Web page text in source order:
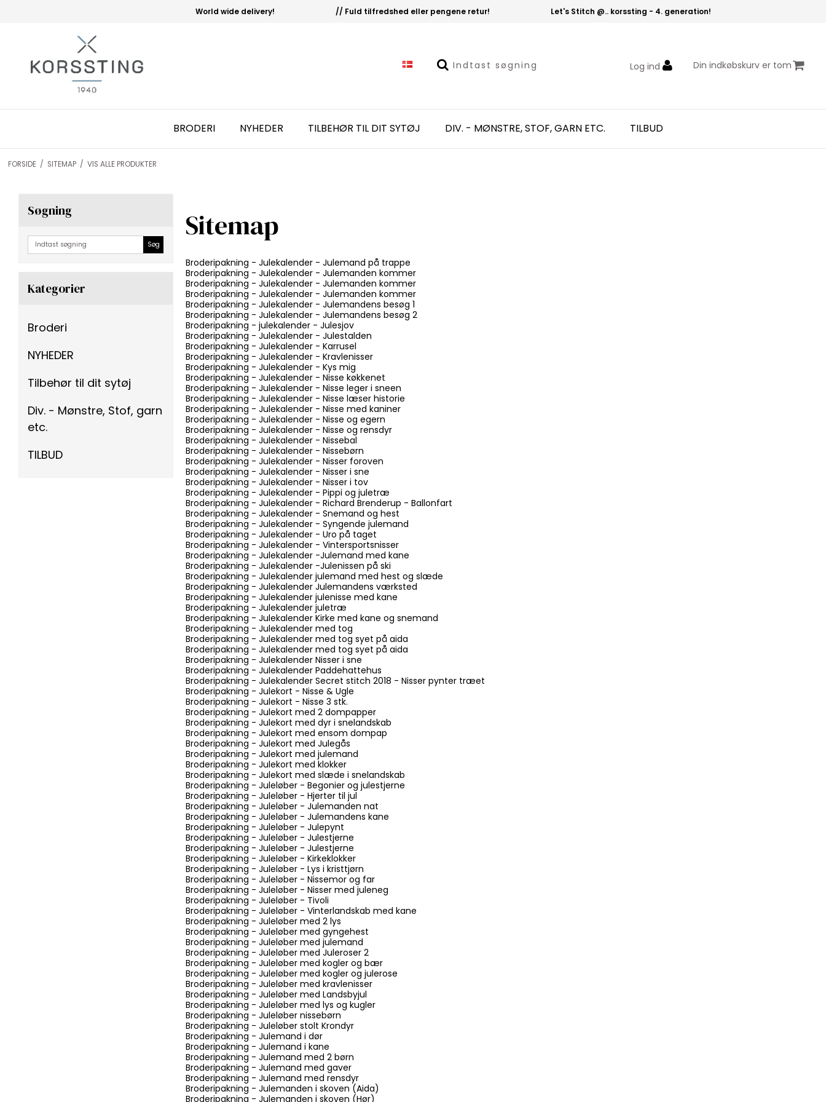
World wide delivery! // Fuld tilfredshed eller pengene retur! Let's Stitch @.. korssting - 4. generation!
Log ind Din indkøbskurv er tom
BRODERI NYHEDER TILBEHØR TIL DIT SYTØJ DIV. - MØNSTRE, STOF, GARN ETC. TILBUD
FORSIDE / SITEMAP / VIS ALLE PRODUKTER
Søgning
Søg
Kategorier
Broderi
NYHEDER
Tilbehør til dit sytøj
Div. - Mønstre, Stof, garn
etc.
TILBUD
Sitemap
Broderipakning - Julekalender - Julemand på trappe
Broderipakning - Julekalender - Julemanden kommer
Broderipakning - Julekalender - Julemanden kommer
Broderipakning - Julekalender - Julemanden kommer
Broderipakning - Julekalender - Julemandens besøg 1
Broderipakning - Julekalender - Julemandens besøg 2
Broderipakning - julekalender - Julesjov
Broderipakning - Julekalender - Julestalden
Broderipakning - Julekalender - Karrusel
Broderipakning - Julekalender - Kravlenisser
Broderipakning - Julekalender - Kys mig
Broderipakning - Julekalender - Nisse køkkenet
Broderipakning - Julekalender - Nisse leger i sneen
Broderipakning - Julekalender - Nisse læser historie
Broderipakning - Julekalender - Nisse med kaniner
Broderipakning - Julekalender - Nisse og egern
Broderipakning - Julekalender - Nisse og rensdyr
Broderipakning - Julekalender - Nissebal
Broderipakning - Julekalender - Nissebørn
Broderipakning - Julekalender - Nisser foroven
Broderipakning - Julekalender - Nisser i sne
Broderipakning - Julekalender - Nisser i tov
Broderipakning - Julekalender - Pippi og juletræ
Broderipakning - Julekalender - Richard Brenderup - Ballonfart
Broderipakning - Julekalender - Snemand og hest
Broderipakning - Julekalender - Syngende julemand
Broderipakning - Julekalender - Uro på taget
Broderipakning - Julekalender - Vintersportsnisser
Broderipakning - Julekalender -Julemand med kane
Broderipakning - Julekalender -Julenissen på ski
Broderipakning - Julekalender julemand med hest og slæde
Broderipakning - Julekalender Julemandens værksted
Broderipakning - Julekalender julenisse med kane
Broderipakning - Julekalender juletræ
Broderipakning - Julekalender Kirke med kane og snemand
Broderipakning - Julekalender med tog
Broderipakning - Julekalender med tog syet på aida
Broderipakning - Julekalender med tog syet på aida
Broderipakning - Julekalender Nisser i sne
Broderipakning - Julekalender Paddehattehus
Broderipakning - Julekalender Secret stitch 2018 - Nisser pynter træet
Broderipakning - Julekort - Nisse & Ugle
Broderipakning - Julekort - Nisse 3 stk.
Broderipakning - Julekort med 2 dompapper
Broderipakning - Julekort med dyr i snelandskab
Broderipakning - Julekort med ensom dompap
Broderipakning - Julekort med Julegås
Broderipakning - Julekort med julemand
Broderipakning - Julekort med klokker
Broderipakning - Julekort med slæde i snelandskab
Broderipakning - Juleløber - Begonier og julestjerne
Broderipakning - Juleløber - Hjerter til jul
Broderipakning - Juleløber - Julemanden nat
Broderipakning - Juleløber - Julemandens kane
Broderipakning - Juleløber - Julepynt
Broderipakning - Juleløber - Julestjerne
Broderipakning - Juleløber - Julestjerne
Broderipakning - Juleløber - Kirkeklokker
Broderipakning - Juleløber - Lys i kristtjørn
Broderipakning - Juleløber - Nissemor og far
Broderipakning - Juleløber - Nisser med juleneg
Broderipakning - Juleløber - Tivoli
Broderipakning - Juleløber - Vinterlandskab med kane
Broderipakning - Juleløber med 2 lys
Broderipakning - Juleløber med gyngehest
Broderipakning - Juleløber med julemand
Broderipakning - Juleløber med Juleroser 2
Broderipakning - Juleløber med kogler og bær
Broderipakning - Juleløber med kogler og julerose
Broderipakning - Juleløber med kravlenisser
Broderipakning - Juleløber med Landsbyjul
Broderipakning - Juleløber med lys og kugler
Broderipakning - Juleløber nissebørn
Broderipakning - Juleløber stolt Krondyr
Broderipakning - Julemand i dør
Broderipakning - Julemand i kane
Broderipakning - Julemand med 2 børn
Broderipakning - Julemand med gaver
Broderipakning - Julemand med rensdyr
Broderipakning - Julemanden i skoven (Aida)
Broderipakning - Julemanden i skoven (Hør)